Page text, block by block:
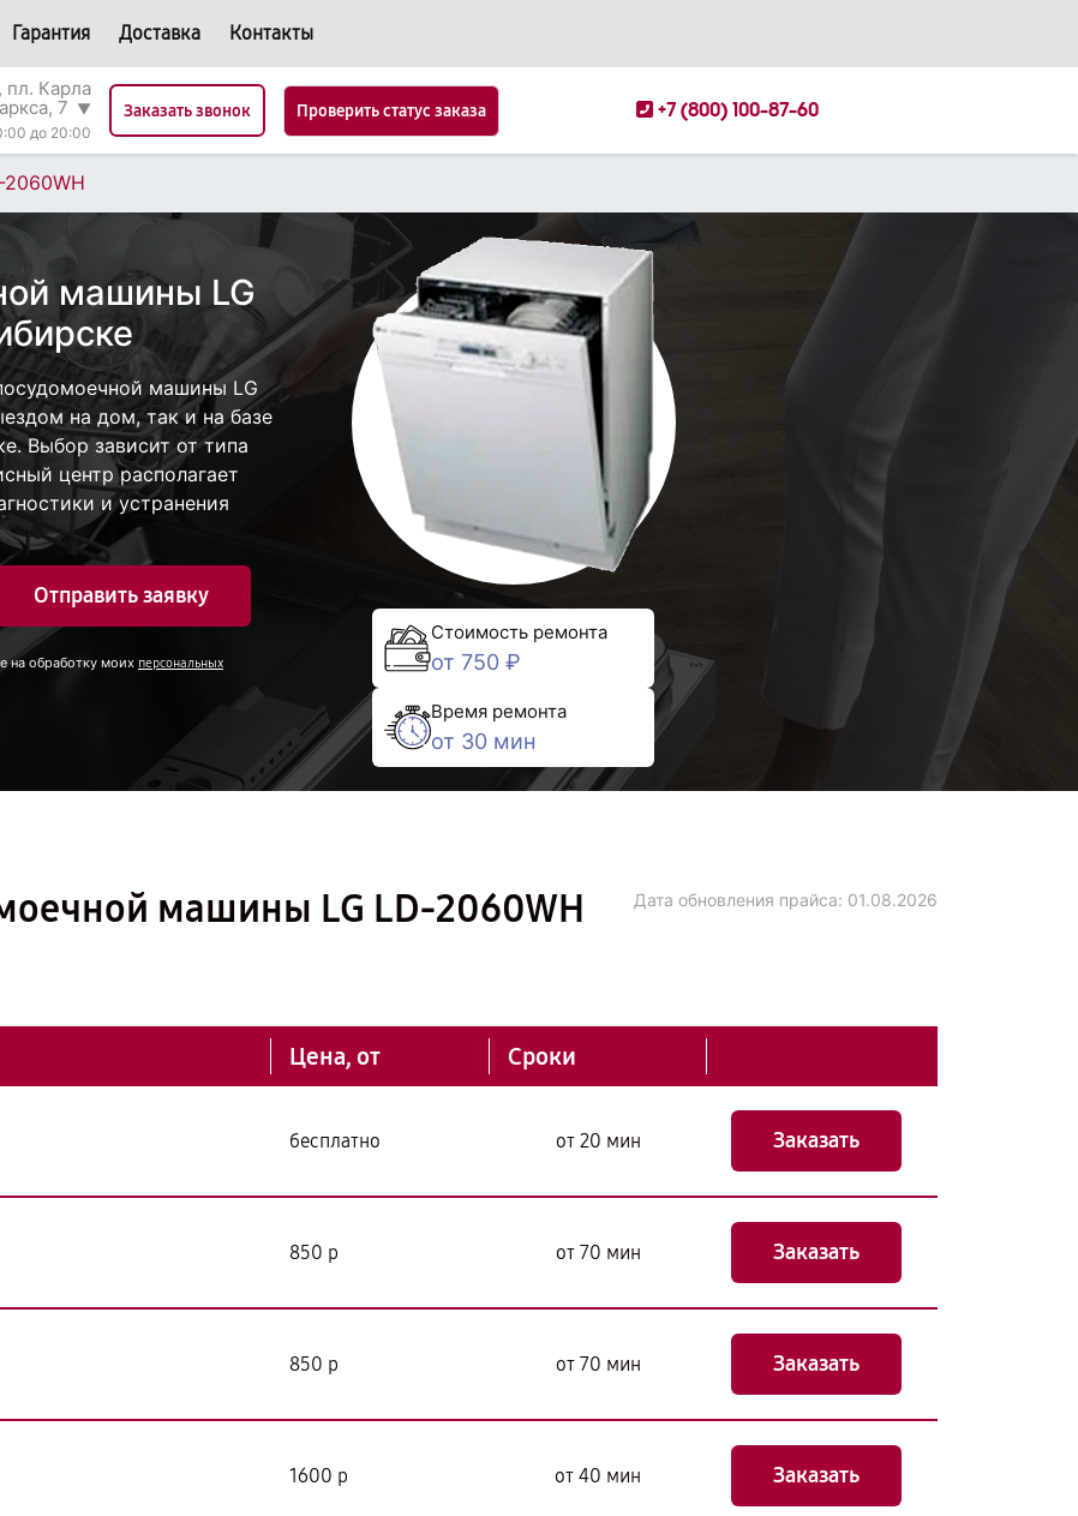
Гарантия Доставка Контакты
пл. Карла
7 ▼
до 20:00
Заказать звонок Проверить статус заказа +7 (800) 100-87-60
2060WH
машины LG
машины LG
на дом, так и на базе
Выбор зависит от типа
центр располагает
и устранения
Отправить заявку
на обработку моих персональных
Стоимость ремонта
от 750 ₽
Время ремонта
от 30 мин
машины LG LD-2060WH
Дата обновления прайса: 01.08.2026
Цена, от Сроки
бесплатно от 20 мин Заказать
850 р от 70 мин Заказать
850 р от 70 мин Заказать
1600 р от 40 мин Заказать